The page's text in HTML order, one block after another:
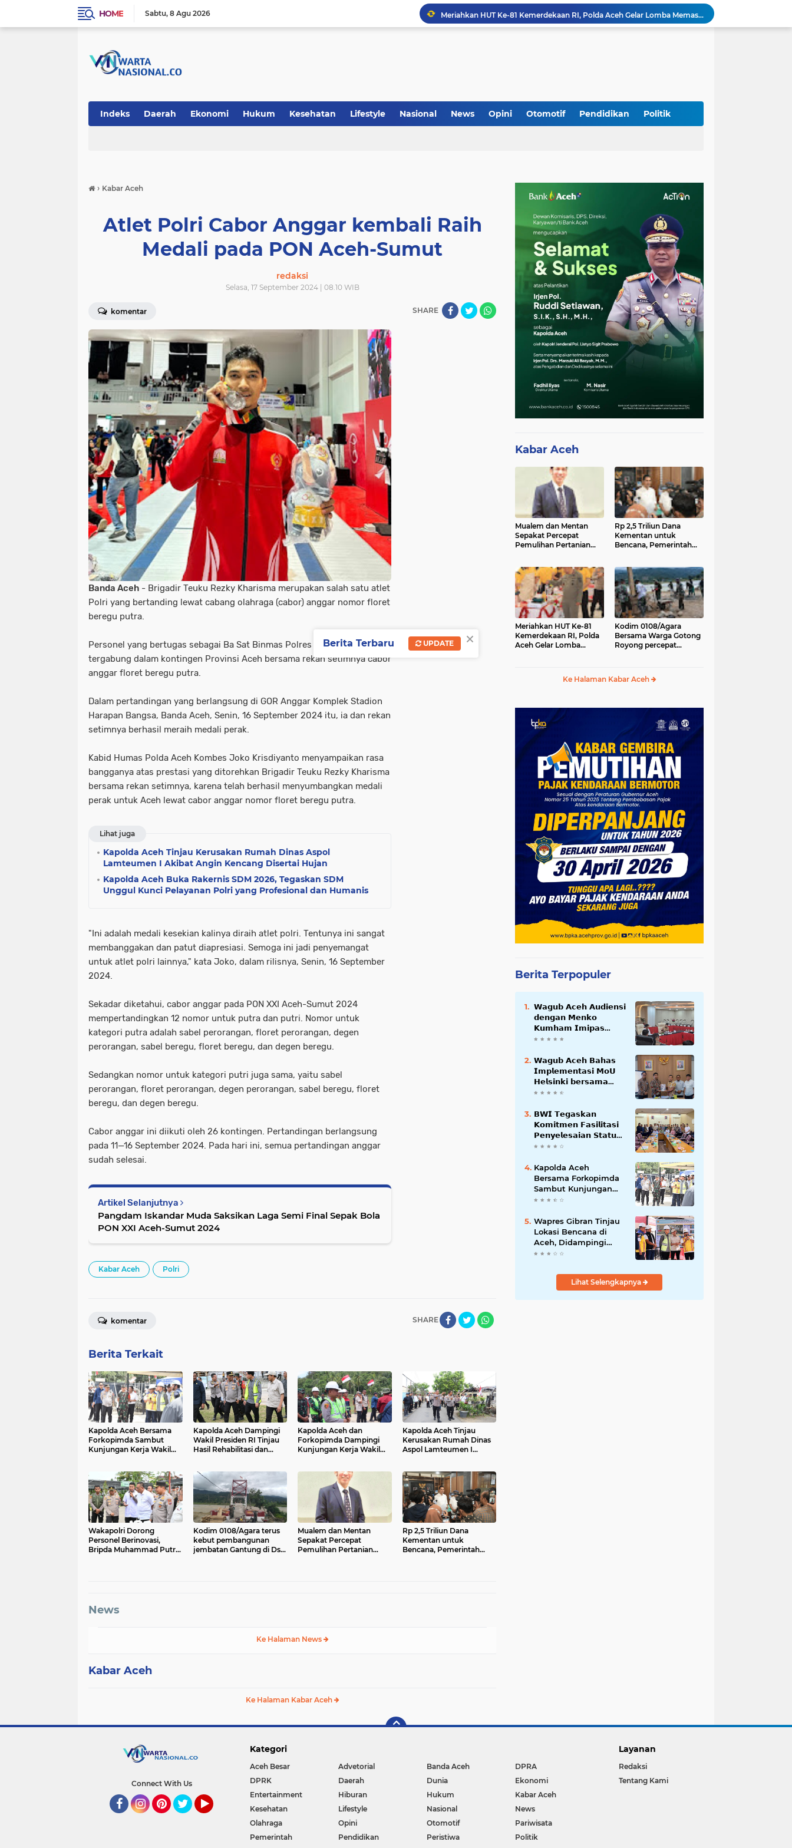
HOME Sabtu 8 Agu 2026
Babinsa Simpang Tiga Monitoring Harga Sembako, Pastikan Stabilitas dan Ketersediaan Bahan Pokok
Mualem dan Mentan Sepakat Percepat Pemulihan Pertanian Aceh Pascabencana
Indeks Daerah Ekonomi Hukum Kesehatan Lifestyle Nasional News Opini Otomotif Pendidikan Politik
› Kabar Aceh
Atlet Polri Cabor Anggar kembali Raih
Medali pada PON Aceh-Sumut
redaksi
Selasa, 17 September 2024 | 08.10 WIB
komentar SHARE
Banda Aceh - Brigadir Teuku Rezky Kharisma merupakan salah satu atlet
Polri yang bertanding lewat cabang olahraga (cabor) anggar nomor floret
beregu putra.
Personel yang bertugas sebagai Ba Sat Binmas Polres Lhokseumawe itu
tergabung dalam kontingen Provinsi Aceh bersama rekan setimnya cabor
anggar floret beregu putra.
Dalam pertandingan yang berlangsung di GOR Anggar Komplek Stadion
Harapan Bangsa, Banda Aceh, Senin, 16 September 2024 itu, ia dan rekan
setimnya berhasil meraih medali perak.
Kabid Humas Polda Aceh Kombes Joko Krisdiyanto menyampaikan rasa
bangganya atas prestasi yang ditorehkan Brigadir Teuku Rezky Kharisma
bersama rekan setimnya, karena telah berhasil menyumbangkan medali
perak untuk Aceh lewat cabor anggar nomor floret beregu putra.
Lihat juga
Kapolda Aceh Tinjau Kerusakan Rumah Dinas Aspol
Lamteumen I Akibat Angin Kencang Disertai Hujan
Kapolda Aceh Buka Rakernis SDM 2026, Tegaskan SDM
Unggul Kunci Pelayanan Polri yang Profesional dan Humanis
"Ini adalah medali kesekian kalinya diraih atlet polri. Tentunya ini sangat
membanggakan dan patut diapresiasi. Semoga ini jadi penyemangat
untuk atlet polri lainnya," kata Joko, dalam rilisnya, Senin, 16 September
2024.
Sekadar diketahui, cabor anggar pada PON XXI Aceh-Sumut 2024
mempertandingkan 12 nomor untuk putra dan putri. Nomor untuk
kategori putra adalah sabel perorangan, floret perorangan, degen
perorangan, sabel beregu, floret beregu, dan degen beregu.
Sedangkan nomor untuk kategori putri juga sama, yaitu sabel
perorangan, floret perorangan, degen perorangan, sabel beregu, floret
beregu, dan degen beregu.
Cabor anggar ini diikuti oleh 26 kontingen. Pertandingan berlangsung
pada 11—16 September 2024. Pada hari ini, semua pertandingan anggar
sudah selesai.
Artikel Selanjutnya
Pangdam Iskandar Muda Saksikan Laga Semi Final Sepak Bola
PON XXI Aceh-Sumut 2024
Kabar Aceh Polri
SHARE
komentar
Berita Terkait
Kapolda Aceh Bersama
Forkopimda Sambut
Kunjungan Kerja Wakil
Kapolda Aceh Dampingi
Wakil Presiden RI Tinjau
Hasil Rehabilitasi dan
Kendawi, Gayo Lues
Kapolda Aceh dan
Forkopimda Dampingi
Kunjungan Kerja Wakil
Aceh Tengah
Kapolda Aceh Tinjau
Kerusakan Rumah Dinas
Aspol Lamteumen I
Wakapolri Dorong
Personel Berinovasi,
Bripda Muhammad Putra
Kodim 0108/Agara terus
kebut pembangunan
jembatan Gantung di Ds.
Mualem dan Mentan
Sepakat Percepat
Pemulihan Pertanian
Rp 2,5 Triliun Dana
Kementan untuk
Bencana, Pemerintah
News
Ke Halaman News
Kabar Aceh
Ke Halaman Kabar Aceh
Kabar Aceh
Mualem dan Mentan
Sepakat Percepat
Pemulihan Pertanian
Rp 2,5 Triliun Dana
Kementan untuk
Bencana, Pemerintah
Meriahkan HUT Ke-81
Kemerdekaan RI, Polda
Aceh Gelar Lomba
Kodim 0108/Agara
Bersama Warga Gotong
Royong percepat
Tenggara
Ke Halaman Kabar Aceh
Berita Terpopuler
𝗪𝗮𝗴𝘂𝗯 𝗔𝗰𝗲𝗵 𝗔𝘂𝗱𝗶𝗲𝗻𝘀𝗶
𝗱𝗲𝗻𝗴𝗮𝗻 𝗠𝗲𝗻𝗸𝗼
𝗞𝘂𝗺𝗵𝗮𝗺 𝗜𝗺𝗶𝗽𝗮𝘀
𝗧𝗲𝗿𝗸𝗮𝗶𝘁 𝗦𝘁𝗮𝘁𝘂𝘀 𝗪𝗮𝗸𝗮𝗳
𝗪𝗮𝗴𝘂𝗯 𝗔𝗰𝗲𝗵 𝗕𝗮𝗵𝗮𝘀
𝗜𝗺𝗽𝗹𝗲𝗺𝗲𝗻𝘁𝗮𝘀𝗶 𝗠𝗼𝗨
𝗛𝗲𝗹𝘀𝗶𝗻𝗸𝗶 𝗯𝗲𝗿𝘀𝗮𝗺𝗮
𝗦𝗲𝗸𝗿𝗲𝘁𝗮𝗿𝗶𝗮𝘁 𝗡𝗲𝗴𝗮𝗿𝗮
𝗕𝗪𝗜 𝗧𝗲𝗴𝗮𝘀𝗸𝗮𝗻
𝗞𝗼𝗺𝗶𝘁𝗺𝗲𝗻 𝗙𝗮𝘀𝗶𝗹𝗶𝘁𝗮𝘀𝗶
𝗣𝗲𝗻𝘆𝗲𝗹𝗲𝘀𝗮𝗶𝗮𝗻 𝗦𝘁𝗮𝘁𝘂𝘀
𝗪𝗮𝗸𝗮𝗳 𝗕𝗹𝗮𝗻𝗴 𝗣𝗮𝗱𝗮𝗻𝗴
Kapolda Aceh
Bersama Forkopimda
Sambut Kunjungan
Kerja Wakil Presiden
Bireuen
Wapres Gibran Tinjau
Lokasi Bencana di
Aceh, Didampingi
Wagub Dek Fadh
Lihat Selengkapnya
Connect With Us
Kategori
Aceh Besar Advetorial Banda Aceh
DPRA
DPRK
Daerah Dunia
Ekonomi
Entertainment
Hiburan Hukum
Kabar Aceh
Kesehatan
Lifestyle Nasional
News
Olahraga
Opini Otomotif
Pariwisata
Pemerintah
Pendidikan Peristiwa
Politik
Layanan
Redaksi
Tentang Kami
×
Berita Terbaru UPDATE